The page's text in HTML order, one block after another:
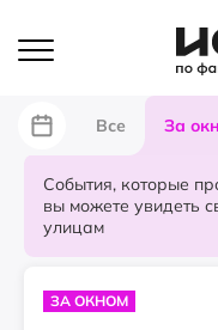
Все За
События, которые
вы можете увидеть
улицам
ЗА ОКНОМ